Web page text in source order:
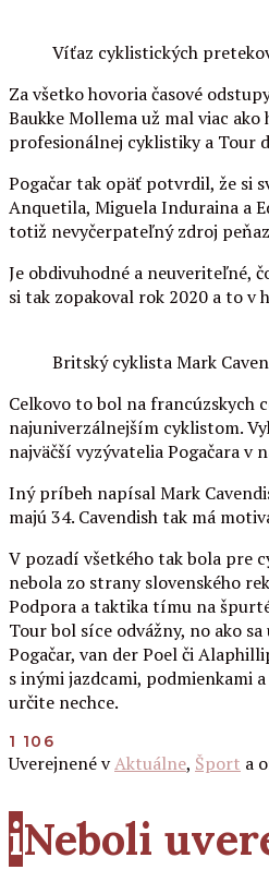
Víťaz cyklistických
Za všetko hovoria časové
Baukke Mollema už mal viac
profesionálnej cyklistiky a Tour
Pogačar tak opäť potvrdil, že si
Anquetila, Miguela Induraina a
totiž nevyčerpateľný zdroj
Je obdivuhodné a neuveriteľné,
si tak zopakoval rok 2020 a to v
Britský cyklista Mark
Celkovo to bol na francúzskych
najuniverzálnejším cyklistom.
najväčší vyzývatelia Pogačara v
Iný príbeh napísal Mark
majú 34. Cavendish tak má
V pozadí všetkého tak bola pre
nebola zo strany slovenského
Podpora a taktika tímu na
Tour bol síce odvážny, no ako
Pogačar, van der Poel či
s inými jazdcami, podmienkami
určite nechce.
1 106
Uverejnené vAktuálne, Šport a
iNeboli